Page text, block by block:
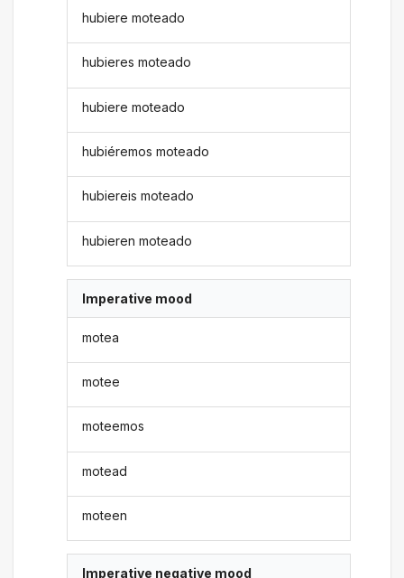
hubiere moteado
hubieres moteado
hubiere moteado
hubiéremos moteado
hubiereis moteado
hubieren moteado
Imperative mood
motea
motee
moteemos
motead
moteen
Imperative negative mood